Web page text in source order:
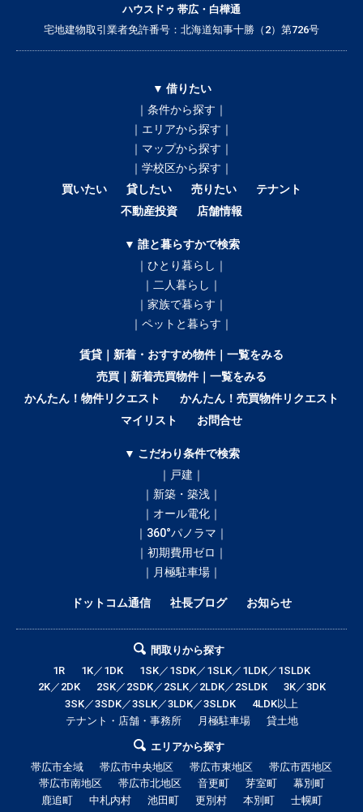
ハウスドゥ 帯広・白樺通
宅地建物取引業者免許番号：北海道知事十勝（2）第726号
▼ 借りたい
｜条件から探す｜
｜エリアから探す｜
｜マップから探す｜
｜学校区から探す｜
買いたい
貸したい 売りたい
テナント
不動産投資
店舗情報
▼ 誰と暮らすかで検索
｜ひとり暮らし｜
｜二人暮らし｜
｜家族で暮らす｜
｜ペットと暮らす｜
賃貸｜新着・おすすめ物件｜一覧をみる
売買｜新着売買物件｜一覧をみる
かんたん！物件リクエスト
かんたん！売買物件リクエスト
マイリスト
お問合せ
▼ こだわり条件で検索
｜戸建｜
｜新築・築浅｜
｜オール電化｜
｜360°パノラマ｜
｜初期費用ゼロ｜
｜月極駐車場｜
ドットコム通信 社長ブログ お知らせ
間取りから探す
1R
1K／1DK
1SK／1SDK／1SLK／1LDK／1SLDK
2K／2DK
2SK／2SDK／2SLK／2LDK／2SLDK
3K／3DK
3SK／3SDK／3SLK／3LDK／3SLDK
4LDK以上
テナント・店舗・事務所
月極駐車場 貸土地
エリアから探す
帯広市全域
帯広市中央地区 帯広市東地区
帯広市西地区
帯広市南地区
帯広市北地区 音更町 芽室町
幕別町
鹿追町
中札内村 池田町 更別村 本別町
士幌町